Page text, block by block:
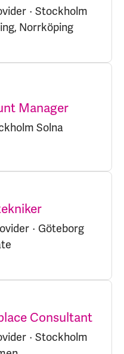
· Stockholm
Norrköping
Manager
Solna
· Göteborg
Consultant
· Stockholm